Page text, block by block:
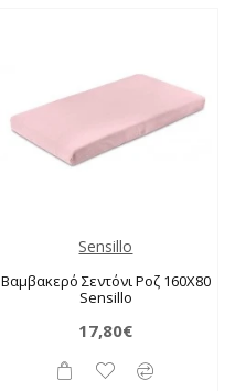
Sensillo
Βαμβακερό Σεντόνι Ροζ 160X80
Sensillo
17,80€